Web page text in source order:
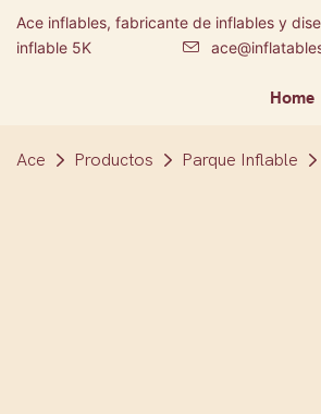
Ace inflables, fabricante de inflables y
inflable 5K
Home
Ace Productos Parque Inflable